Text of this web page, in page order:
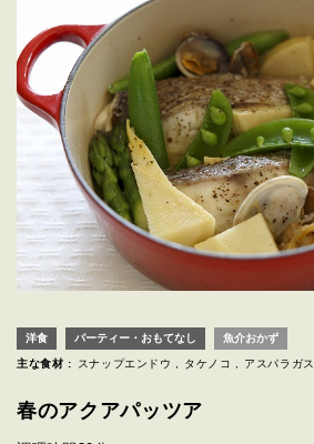
洋食 パーティー・おもてなし 魚介おかず
主な食材 : スナップエンドウ タケノコ アスパラガス
春のアクアパッツア